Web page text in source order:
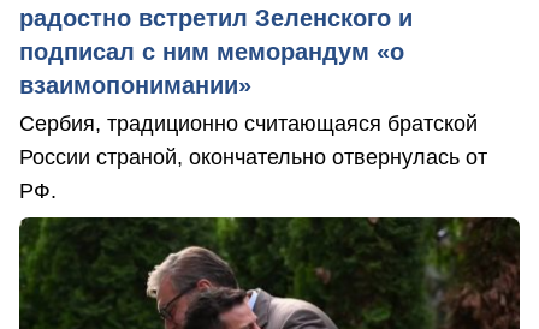
радостно встретил Зеленского и
подписал с ним меморандум «о
взаимопонимании»
Сербия, традиционно считающаяся братской
России страной, окончательно отвернулась от
РФ.